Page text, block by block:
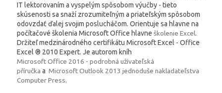
IT lektorovaním a vyspelým spôsobom výučby - tieto
skúsenosti sa snaží zrozumiteľným a priateľským spôsobom
odovzdať ďalej svojim poslucháčom. Orientuje sa hlavne na
počítačové školenia Microsoft Office hlavne školenie Excel.
Držiteľ medzinárodného certifikátu Microsoft Excel - Office
Excel ® 2010 Expert. Je autorom kníh
Microsoft Office 2016 - podrobná užívateľská
příručka a Microsoft Outlook 2013 jednoduše nakladateľstva
Computer Press.